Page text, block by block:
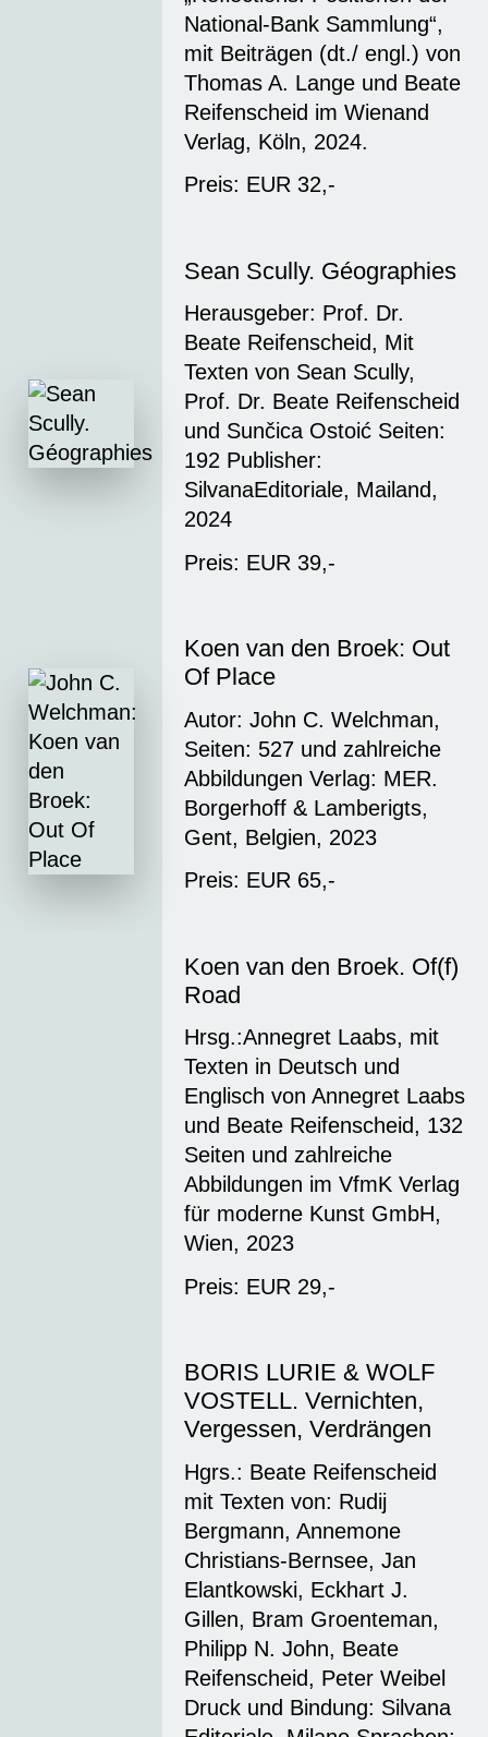
National-Bank Sammlung“,
mit Beiträgen (dt./ engl.) von
Thomas A. Lange und Beate
Reifenscheid im Wienand
Verlag, Köln, 2024.
Preis: EUR 32,-
Sean Scully. Géographies
Herausgeber: Prof. Dr.
Beate Reifenscheid, Mit
Texten von Sean Scully,
Prof. Dr. Beate Reifenscheid
und Sunčica Ostoić Seiten:
192 Publisher:
SilvanaEditoriale, Mailand,
2024
Preis: EUR 39,-
Koen van den Broek: Out
Of Place
Autor: John C. Welchman,
Seiten: 527 und zahlreiche
Abbildungen Verlag: MER.
Borgerhoff & Lamberigts,
Gent, Belgien, 2023
Preis: EUR 65,-
Koen van den Broek. Of(f)
Road
Hrsg.:Annegret Laabs, mit
Texten in Deutsch und
Englisch von Annegret Laabs
und Beate Reifenscheid, 132
Seiten und zahlreiche
Abbildungen im VfmK Verlag
für moderne Kunst GmbH,
Wien, 2023
Preis: EUR 29,-
BORIS LURIE & WOLF
VOSTELL. Vernichten,
Vergessen, Verdrängen
Hgrs.: Beate Reifenscheid
mit Texten von: Rudij
Bergmann, Annemone
Christians-Bernsee, Jan
Elantkowski, Eckhart J.
Gillen, Bram Groenteman,
Philipp N. John, Beate
Reifenscheid, Peter Weibel
Druck und Bindung: Silvana